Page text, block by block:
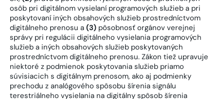
osôb pri digitálnom vysielaní programových služieb a pri
poskytovaní iných obsahových služieb prostredníctvom
digitálneho prenosu a (3) pôsobnosť orgánov verejnej
správy pri regulácii digitálneho vysielania programových
služieb a iných obsahových služieb poskytovaných
prostredníctvom digitálneho prenosu. Zákon tiež upravuje
niektoré z podmienok poskytovania služieb priamo
súvisiacich s digitálnym prenosom, ako aj podmienky
prechodu z analógového spôsobu šírenia signálu
terestriálneho vysielania na digitálny spôsob šírenia